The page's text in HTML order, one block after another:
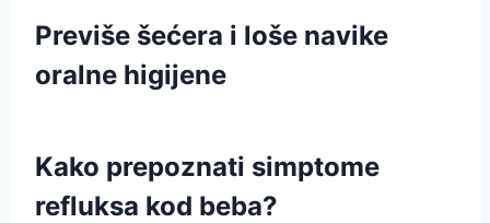
Previše šećera i loše navike
oralne higijene
Kako prepoznati simptome
refluksa kod beba?